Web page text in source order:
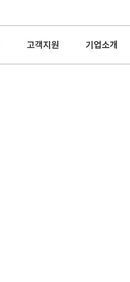
고객지원 기업소개